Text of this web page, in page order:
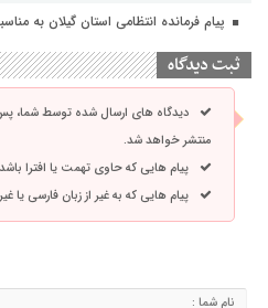
پیام فرمانده انتظامی استان گیلان به
ثبت دیدگاه
دیدگاه های ارسال شده توسط شما،
منتشر خواهد شد.
پیام هایی که حاوی تهمت یا افترا
پیام هایی که به غیر از زبان فارسی یا